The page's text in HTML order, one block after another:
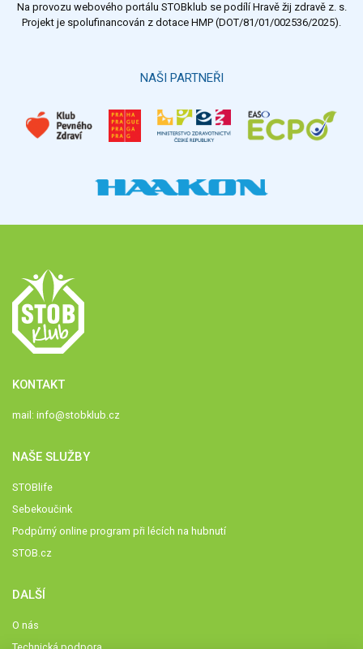
Výsledky Všechny ankety
Na provozu webového portálu STOBklub se podílí Hravě žij zdravě z. s.
Projekt je spolufinancován z dotace HMP (DOT/81/01/002536/2025).
NAŠI PARTNEŘI
KONTAKT
mail: info@stobklub.cz
NAŠE SLUŽBY
STOBlife
Sebekoučink
Podpůrný online program při lécích na hubnutí
STOB.cz
DALŠÍ
O nás